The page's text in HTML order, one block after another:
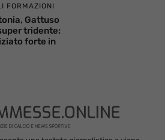
FORMAZIONI
Gattuso
tridente:
forte in